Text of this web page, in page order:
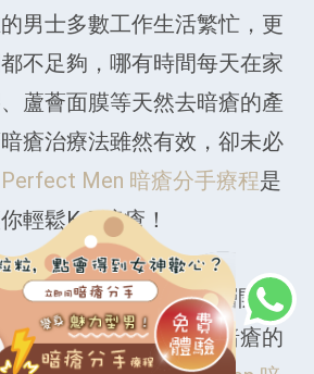
男士多數工作生活繁忙，更
不足夠，哪有時間每天在家
、蘆薈面膜等天然去暗瘡的產
瘡治療法雖然有效，卻未必
Perfect Men 暗瘡分手療程是
輕鬆K.O.暗瘡！
分手療程是從肌膚底層開始
脂分泌，達到男士去暗瘡的